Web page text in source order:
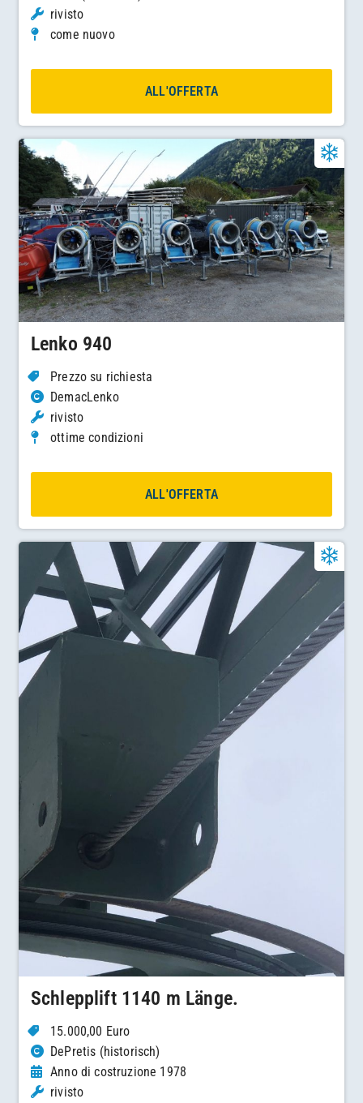
rivisto
come nuovo
ALL'OFFERTA
Lenko 940
Prezzo su richiesta
DemacLenko
rivisto
ottime condizioni
ALL'OFFERTA
Schlepplift 1140 m Länge.
15.000,00 Euro
DePretis (historisch)
Anno di costruzione 1978
rivisto